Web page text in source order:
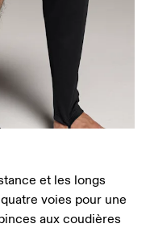
et les longs
voies pour une
aux coudières